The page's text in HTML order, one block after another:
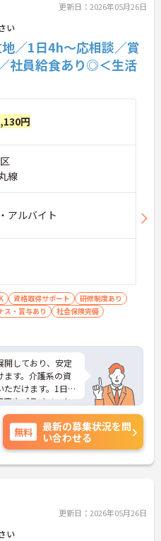
更新日：2026年05月26日
い
地／1日4h～応相談／賞
社員給食あり◎＜生活
円
線
アルバイト
資格取得サポート
研修制度あり
ス・賞与あり
社会保険完備
開しており、安定
ます。介護系の資
ただけます。1日4
庭やプライベート
与（年2回、諸条件
たの頑張りがしっ
給食（1日1食）
る育児給付金+
資格取得支援制度
も充実していま
整っており、ス
です。ご興味の
ど、さらに詳細を
ださい！
無料
最新の募集状況を問
い合わせる
更新日：2026年05月26日
い